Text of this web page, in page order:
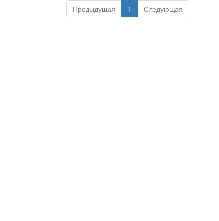
Предыдущая
1 Следующая